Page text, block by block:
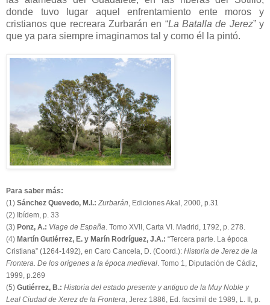
donde tuvo lugar aquel enfrentamiento ente moros y
cristianos que recreara Zurbarán en “La Batalla de Jerez” y
que ya para siempre imaginamos tal y como él la pintó.
Para saber más:
(1) Sánchez Quevedo, M.I.: Zurbarán, Ediciones Akal, 2000, p.31
(2) Ibídem, p. 33
(3) Ponz, A.: Viage de España. Tomo XVII, Carta VI. Madrid, 1792, p. 278.
(4) Martín Gutiérrez, E. y Marín Rodríguez, J.A.: “Tercera parte. La época
Cristiana” (1264-1492), en Caro Cancela, D. (Coord.): Historia de Jerez de la
Frontera. De los orígenes a la época medieval. Tomo 1, Diputación de Cádiz,
1999, p.269
(5) Gutiérrez, B.: Historia del estado presente y antiguo de la Muy Noble y
Leal Ciudad de Xerez de la Frontera, Jerez 1886, Ed. facsímil de 1989, L. II, p.